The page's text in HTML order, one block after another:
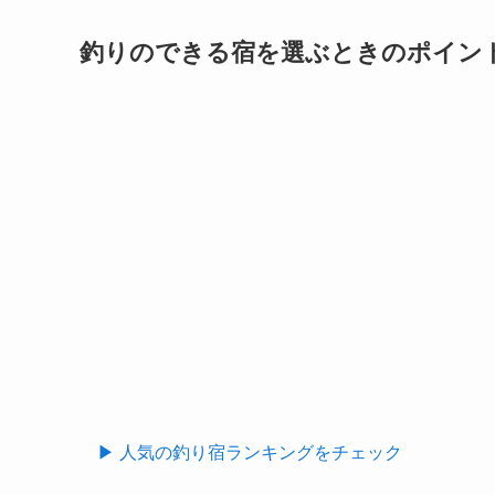
釣りのできる宿を選ぶときのポイン
▶ 人気の釣り宿ランキングをチェック